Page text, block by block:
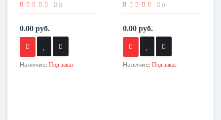
0
0.00 руб.
Наличие: Под заказ
0
0.00 руб.
Наличие: Под заказ